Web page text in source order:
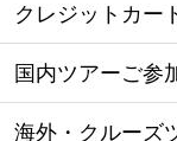
クレジットカー
国内ツアーご参
海外・クルーズ